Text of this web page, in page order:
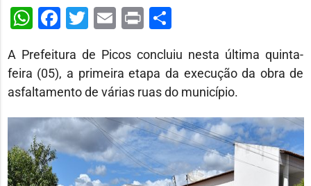
WhatsApp
Facebook
Twitter
Email
PrintShare
A Prefeitura de Picos concluiu nesta última quinta-
feira (05), a primeira etapa da execução da obra de
asfaltamento de várias ruas do município.